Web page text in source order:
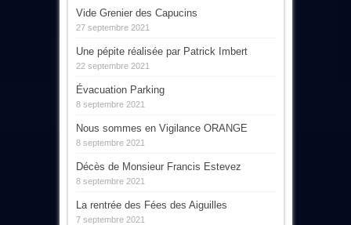
Vide Grenier des Capucins
27 septembre 2021
Une pépite réalisée par Patrick Imbert
22 septembre 2021
Évacuation Parking
8 septembre 2021
Nous sommes en Vigilance ORANGE
8 septembre 2021
Décès de Monsieur Francis Estevez
8 septembre 2021
La rentrée des Fées des Aiguilles
7 septembre 2021